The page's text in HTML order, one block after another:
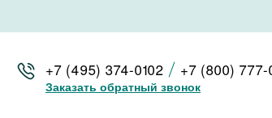
+7 (495) 374-0102 +7 (800) 777-
Заказать обратный звонок